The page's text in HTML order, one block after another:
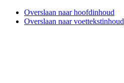
Overslaan naar hoofdinhoud
Overslaan naar voettekstinhoud